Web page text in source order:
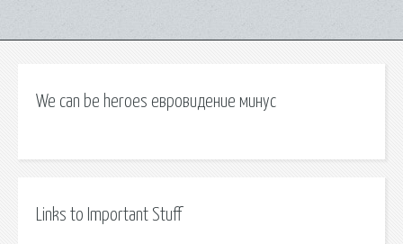
We can be heroes евровидение минус
Links to Important Stuff